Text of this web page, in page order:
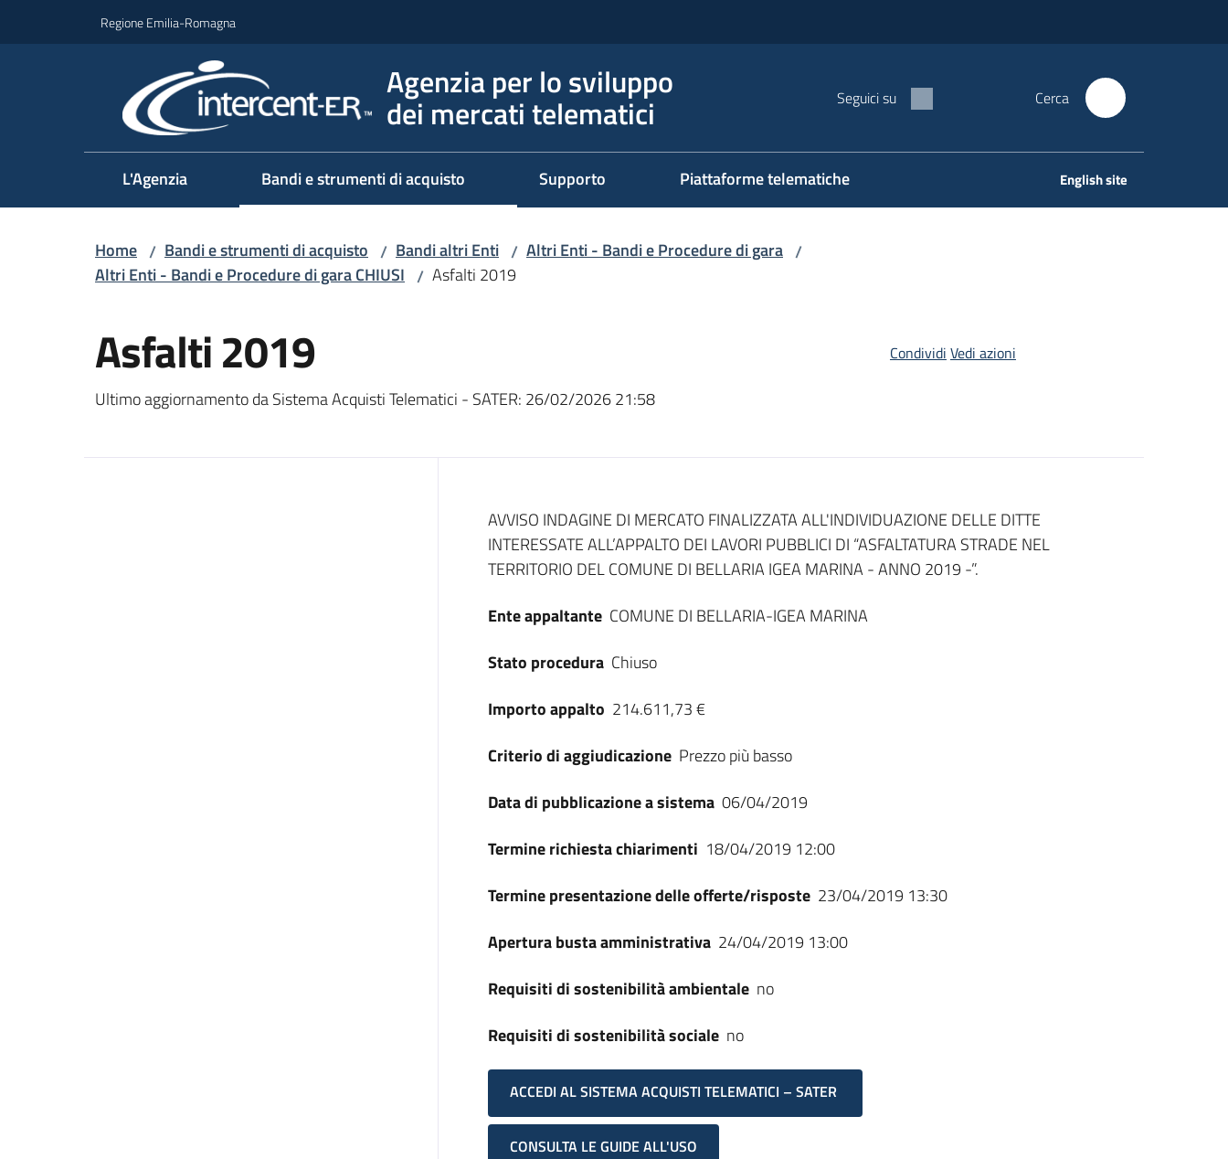
Regione Emilia-Romagna
Agenzia per lo sviluppo
dei mercati telematici Seguici su Cerca
L'Agenzia Bandi e strumenti di acquisto Supporto Piattaforme telematiche English site
Home / Bandi e strumenti di acquisto / Bandi altri Enti / Altri Enti - Bandi e Procedure di gara /
Altri Enti - Bandi e Procedure di gara CHIUSI / Asfalti 2019
Asfalti 2019
Ultimo aggiornamento da Sistema Acquisti Telematici - SATER: 26/02/2026 21:58
Condividi Vedi azioni
Dati del bando
AVVISO INDAGINE DI MERCATO FINALIZZATA ALL'INDIVIDUAZIONE DELLE DITTE
INTERESSATE ALL’APPALTO DEI LAVORI PUBBLICI DI “ASFALTATURA STRADE NEL
TERRITORIO DEL COMUNE DI BELLARIA IGEA MARINA - ANNO 2019 -”.
Ente appaltante COMUNE DI BELLARIA-IGEA MARINA
Stato procedura Chiuso
Importo appalto 214.611,73 €
Criterio di aggiudicazione Prezzo più basso
Data di pubblicazione a sistema 06/04/2019
Termine richiesta chiarimenti 18/04/2019 12:00
Termine presentazione delle offerte/risposte 23/04/2019 13:30
Apertura busta amministrativa 24/04/2019 13:00
Requisiti di sostenibilità ambientale no
Requisiti di sostenibilità sociale no
ACCEDI AL SISTEMA ACQUISTI TELEMATICI – SATER
CONSULTA LE GUIDE ALL'USO